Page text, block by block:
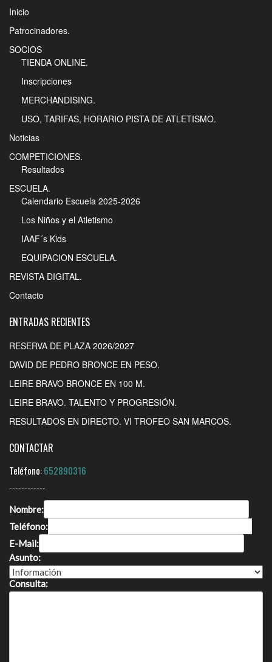
Inicio
Patrocinadores.
SOCIOS
TIENDA ONLINE.
Inscripciones
MERCHANDISING.
USO, TARIFAS, HORARIO PISTA DE ATLETISMO.
Noticias
COMPETICIONES.
Resultados
ESCUELA.
Calendario Escuela 2025-2026
Los Niños y el Atletismo
IAAF´s Kids
EQUIPACION ESCUELA.
REVISTA DIGITAL.
Contacto
ENTRADAS RECIENTES
RESERVA DE PLAZA 2026/2027
DAVID DE PEDRO BRONCE EN PESO.
LEIRE BRAVO BRONCE EN 100 M.
LEIRE BRAVO. TALENTO Y PROGRESIÓN.
RESULTADOS EN DIRECTO. VI TROFEO SAN MARCOS.
CONTACTAR
Teléfono:652890316
------------
Nombre:
Teléfono:
E-Mail:
Asunto:
Consulta: